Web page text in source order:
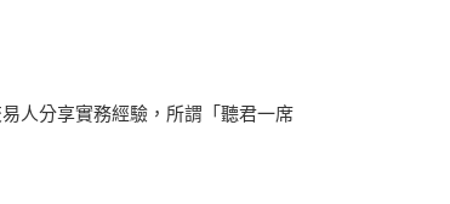
人分享實務經驗，所謂「聽君一席